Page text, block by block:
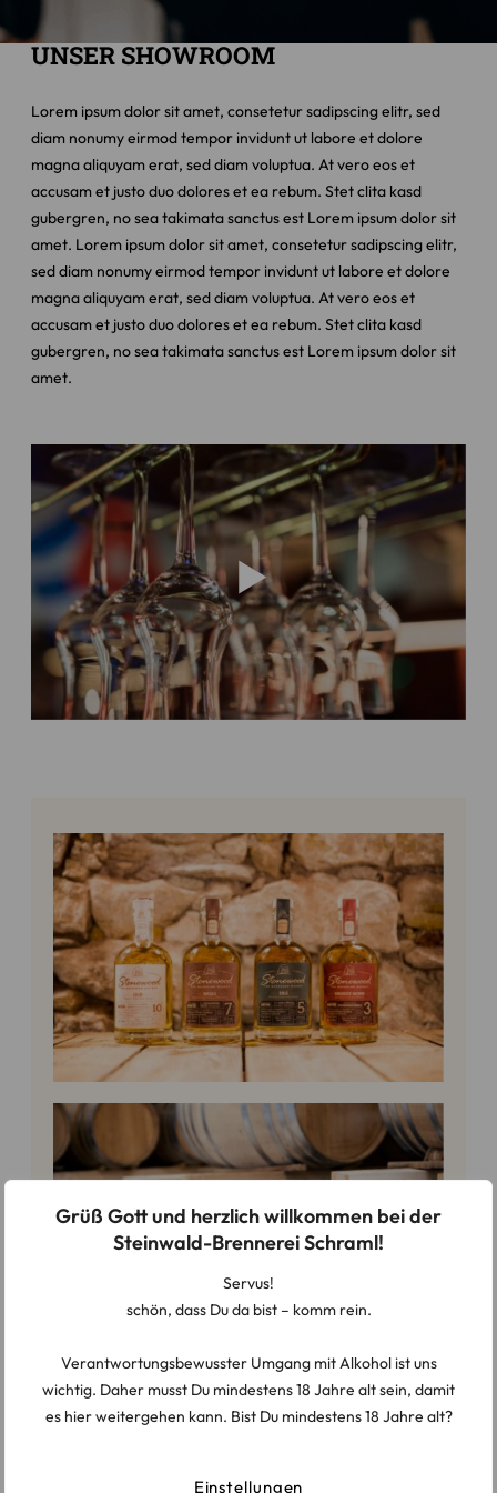
Grüß Gott und herzlich willkommen bei der
Steinwald-Brennerei Schraml!
Servus!
schön, dass Du da bist – komm rein.
Verantwortungsbewusster Umgang mit Alkohol ist uns
wichtig. Daher musst Du mindestens 18 Jahre alt sein, damit
es hier weitergehen kann. Bist Du mindestens 18 Jahre alt?
Einstellungen
UNSER SHOWROOM
Lorem ipsum dolor sit amet, consetetur sadipscing elitr, sed
diam nonumy eirmod tempor invidunt ut labore et dolore
magna aliquyam erat, sed diam voluptua. At vero eos et
accusam et justo duo dolores et ea rebum. Stet clita kasd
gubergren, no sea takimata sanctus est Lorem ipsum dolor sit
amet. Lorem ipsum dolor sit amet, consetetur sadipscing elitr,
sed diam nonumy eirmod tempor invidunt ut labore et dolore
magna aliquyam erat, sed diam voluptua. At vero eos et
accusam et justo duo dolores et ea rebum. Stet clita kasd
gubergren, no sea takimata sanctus est Lorem ipsum dolor sit
amet.
Komm vorbei : Pfarrgasse 22, 92681 Erbendorf